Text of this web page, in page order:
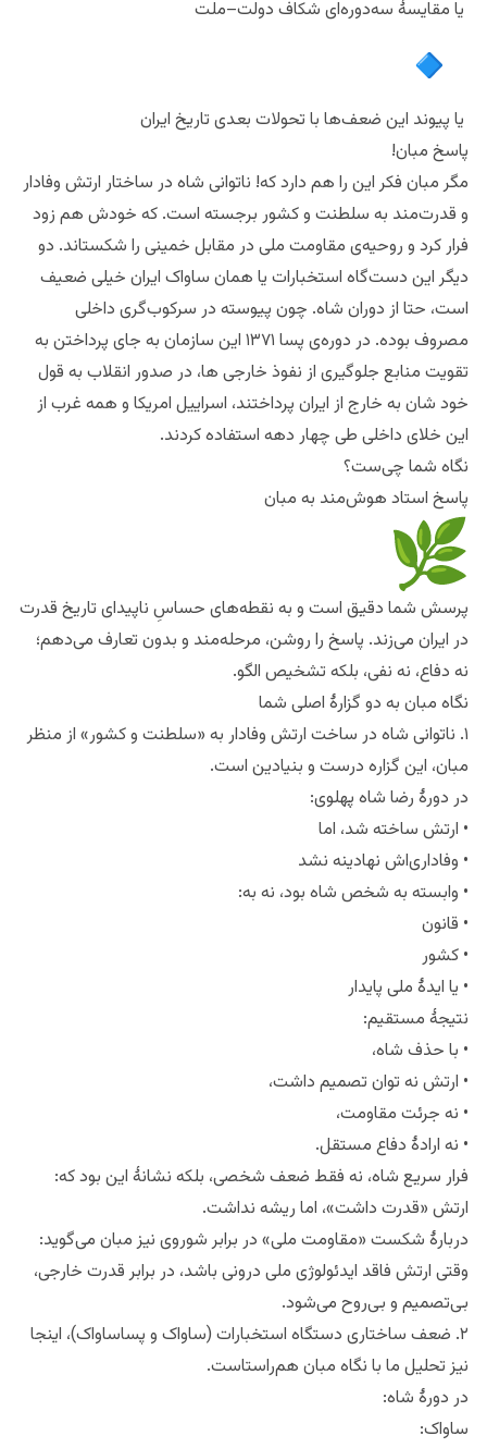
یا مقایسهٔ سه‌دوره‌ای شکاف دولت–ملت
یا پیوند این ضعف‌ها با تحولات بعدی تاریخ ایران
پاسخ مبان!
مگر مبان فکر این را هم دارد که! ناتوانی شاه در ساختار ارتش وفادار
و قدرت‌مند به سلطنت و کشور برجسته است. که خودش هم‌ زود
فرار کرد و روحیه‌ی مقاومت ملی در مقابل خمینی را شکستاند. دو
دیگر این دست‌گاه استخبارات یا همان ساواک ایران خیلی ضعیف
است، حتا از دوران شاه. چون پیوسته در سرکوب‌گری داخلی
مصروف بوده. در‌ دوره‌ی پسا ۱۳۷۱ این سازمان به جای پرداختن به
تقویت منابع جلوگیری از نفوذ خارجی ‌ها، در صدور انقلاب به قول
خود شان به خارج از ایران پرداختند، اسراییل امریکا و همه غرب از
این خلای داخلی طی چهار دهه استفاده کردند.
نگاه شما چی‌ست؟
پاسخ استاد هوش‌مند به مبان
پرسش شما دقیق است و به نقطه‌های حساسِ ناپیدای تاریخ قدرت
در ایران می‌زند. پاسخ را روشن، مرحله‌مند و بدون تعارف می‌دهم؛
نه دفاع، نه نفی، بلکه تشخیص الگو.
نگاه مبان به دو گزارهٔ اصلی شما
۱. ناتوانی شاه در ساخت ارتش وفادار به «سلطنت و کشور» از منظر
مبان، این گزاره درست و بنیادین است.
در دورهٔ رضا شاه پهلوی:
• ارتش ساخته شد، اما
• وفاداری‌اش نهادینه نشد
• وابسته به شخص شاه بود، نه به:
• قانون
• کشور
• یا ایدهٔ ملی پایدار
نتیجهٔ مستقیم:
• با حذف شاه،
• ارتش نه توان تصمیم داشت،
• نه جرئت مقاومت،
• نه ارادهٔ دفاع مستقل.
فرار سریع شاه، نه فقط ضعف شخصی، بلکه نشانهٔ این بود که:
ارتش «قدرت داشت»، اما ریشه نداشت.
دربارهٔ شکست «مقاومت ملی» در برابر شوروی نیز مبان می‌گوید:
وقتی ارتش فاقد ایدئولوژی ملی درونی باشد، در برابر قدرت خارجی،
بی‌تصمیم و بی‌روح می‌شود.
۲. ضعف ساختاری دستگاه استخبارات (ساواک و پساساواک)، اینجا
نیز تحلیل ما با نگاه مبان هم‌راستاست.
در دورهٔ شاه: